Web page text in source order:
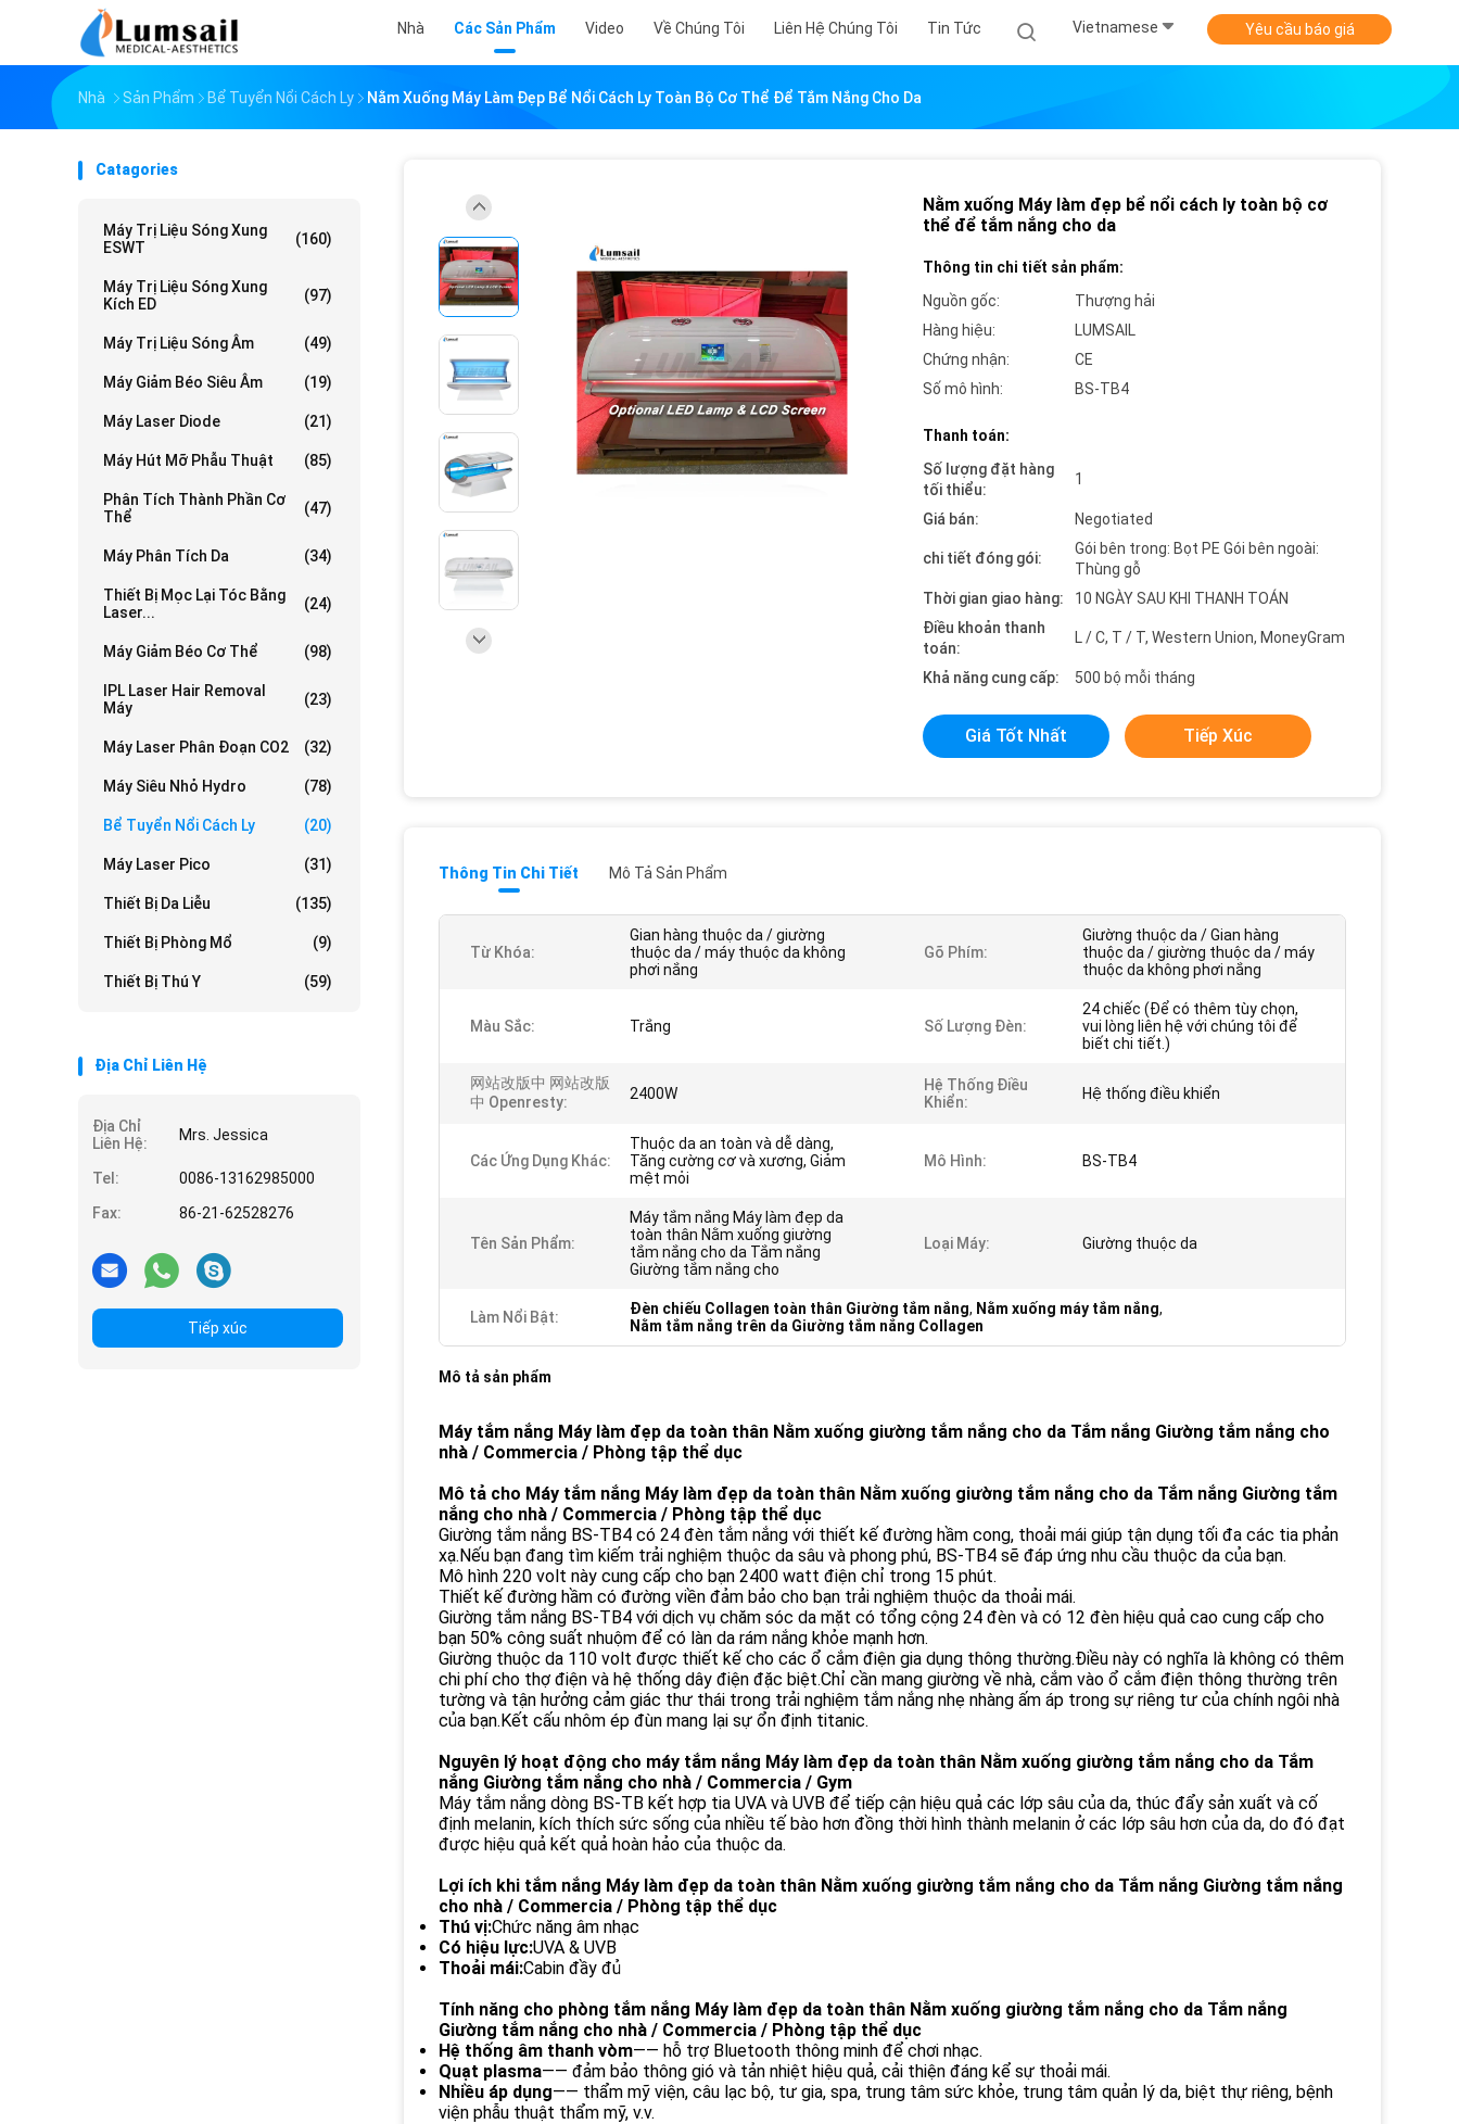
Nhà Các Sản Phẩm Video Về Chúng Tôi Liên Hệ Chúng Tôi Tin Tức Vietnamese Yêu cầu báo giá
Nhà Sản Phẩm Bể Tuyển Nổi Cách Ly Nằm Xuống Máy Làm Đẹp Bể Nổi Cách Ly Toàn Bộ Cơ Thể Để Tắm Nắng Cho Da
Catagories
Máy Trị Liệu Sóng Xung
ESWT
(160)
Máy Trị Liệu Sóng Xung
Kích ED
(97)
Máy Trị Liệu Sóng Âm (49)
Máy Giảm Béo Siêu Âm (19)
Máy Laser Diode (21)
Máy Hút Mỡ Phẫu Thuật (85)
Phân Tích Thành Phần Cơ
Thể
(47)
Máy Phân Tích Da (34)
Thiết Bị Mọc Lại Tóc Bằng
Laser...
(24)
Máy Giảm Béo Cơ Thể (98)
IPL Laser Hair Removal
Máy
(23)
Máy Laser Phân Đoạn CO2 (32)
Máy Siêu Nhỏ Hydro (78)
Bể Tuyển Nổi Cách Ly (20)
Máy Laser Pico (31)
Thiết Bị Da Liễu (135)
Thiết Bị Phòng Mổ (9)
Thiết Bị Thú Y (59)
Địa Chỉ Liên Hệ
Địa Chỉ
Liên Hệ:
Mrs. Jessica
Tel:
0086-13162985000
Fax:
86-21-62528276
Tiếp xúc
Nằm xuống Máy làm đẹp bể nổi cách ly toàn bộ cơ
thể để tắm nắng cho da
Thông tin chi tiết sản phẩm:
Nguồn gốc:
Thượng hải
Hàng hiệu:
LUMSAIL
Chứng nhận:
CE
Số mô hình:
BS-TB4
Thanh toán:
Số lượng đặt hàng
tối thiểu:
1
Giá bán: Negotiated
chi tiết đóng gói:
Gói bên trong: Bọt PE Gói bên ngoài:
Thùng gỗ
Thời gian giao hàng:
10 NGÀY SAU KHI THANH TOÁN
Điều khoản thanh
toán:
L / C, T / T, Western Union, MoneyGram
Khả năng cung cấp: 500 bộ mỗi tháng
Giá Tốt Nhất Tiếp Xúc
Thông Tin Chi Tiết Mô Tả Sản Phẩm
Từ Khóa:
Gian hàng thuộc da / giường
thuộc da / máy thuộc da không
phơi nắng
Gõ Phím:
Giường thuộc da / Gian hàng
thuộc da / giường thuộc da / máy
thuộc da không phơi nắng
Màu Sắc: Trắng Số Lượng Đèn:
24 chiếc (Để có thêm tùy chọn,
vui lòng liên hệ với chúng tôi để
biết chi tiết.)
网站改版中 网站改版
中 Openresty:
2400W
Hệ Thống Điều
Khiển:
Hệ thống điều khiển
Các Ứng Dụng Khác:
Thuộc da an toàn và dễ dàng,
Tăng cường cơ và xương, Giảm
mệt mỏi
Mô Hình: BS-TB4
Tên Sản Phẩm:
Máy tắm nắng Máy làm đẹp da
toàn thân Nằm xuống giường
tắm nắng cho da Tắm nắng
Giường tắm nắng cho
Loại Máy: Giường thuộc da
Làm Nổi Bật: Đèn chiếu Collagen toàn thân Giường tắm nắng, Nằm xuống máy tắm nắng,
Nằm tắm nắng trên da Giường tắm nắng Collagen
Mô tả sản phẩm
Máy tắm nắng Máy làm đẹp da toàn thân Nằm xuống giường tắm nắng cho da Tắm nắng Giường tắm nắng cho
nhà / Commercia / Phòng tập thể dục
Mô tả cho Máy tắm nắng Máy làm đẹp da toàn thân Nằm xuống giường tắm nắng cho da Tắm nắng Giường tắm
nắng cho nhà / Commercia / Phòng tập thể dục
Giường tắm nắng BS-TB4 có 24 đèn tắm nắng với thiết kế đường hầm cong, thoải mái giúp tận dụng tối đa các tia phản
xạ.Nếu bạn đang tìm kiếm trải nghiệm thuộc da sâu và phong phú, BS-TB4 sẽ đáp ứng nhu cầu thuộc da của bạn.
Mô hình 220 volt này cung cấp cho bạn 2400 watt điện chỉ trong 15 phút.
Thiết kế đường hầm có đường viền đảm bảo cho bạn trải nghiệm thuộc da thoải mái.
Giường tắm nắng BS-TB4 với dịch vụ chăm sóc da mặt có tổng cộng 24 đèn và có 12 đèn hiệu quả cao cung cấp cho
bạn 50% công suất nhuộm để có làn da rám nắng khỏe mạnh hơn.
Giường thuộc da 110 volt được thiết kế cho các ổ cắm điện gia dụng thông thường.Điều này có nghĩa là không có thêm
chi phí cho thợ điện và hệ thống dây điện đặc biệt.Chỉ cần mang giường về nhà, cắm vào ổ cắm điện thông thường trên
tường và tận hưởng cảm giác thư thái trong trải nghiệm tắm nắng nhẹ nhàng ấm áp trong sự riêng tư của chính ngôi nhà
của bạn.Kết cấu nhôm ép đùn mang lại sự ổn định titanic.
Nguyên lý hoạt động cho máy tắm nắng Máy làm đẹp da toàn thân Nằm xuống giường tắm nắng cho da Tắm
nắng Giường tắm nắng cho nhà / Commercia / Gym
Máy tắm nắng dòng BS-TB kết hợp tia UVA và UVB để tiếp cận hiệu quả các lớp sâu của da, thúc đẩy sản xuất và cố
định melanin, kích thích sức sống của nhiều tế bào hơn đồng thời hình thành melanin ở các lớp sâu hơn của da, do đó đạt
được hiệu quả kết quả hoàn hảo của thuộc da.
Lợi ích khi tắm nắng Máy làm đẹp da toàn thân Nằm xuống giường tắm nắng cho da Tắm nắng Giường tắm nắng
cho nhà / Commercia / Phòng tập thể dục
Thú vị:Chức năng âm nhạc
Có hiệu lực:UVA & UVB
Thoải mái:Cabin đầy đủ
Tính năng cho phòng tắm nắng Máy làm đẹp da toàn thân Nằm xuống giường tắm nắng cho da Tắm nắng
Giường tắm nắng cho nhà / Commercia / Phòng tập thể dục
Hệ thống âm thanh vòm—— hỗ trợ Bluetooth thông minh để chơi nhạc.
Quạt plasma—— đảm bảo thông gió và tản nhiệt hiệu quả, cải thiện đáng kể sự thoải mái.
Nhiều áp dụng—— thẩm mỹ viện, câu lạc bộ, tư gia, spa, trung tâm sức khỏe, trung tâm quản lý da, biệt thự riêng, bệnh
viện phẫu thuật thẩm mỹ, v.v.